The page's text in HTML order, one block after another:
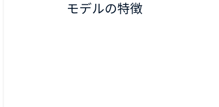
モデルの特徴